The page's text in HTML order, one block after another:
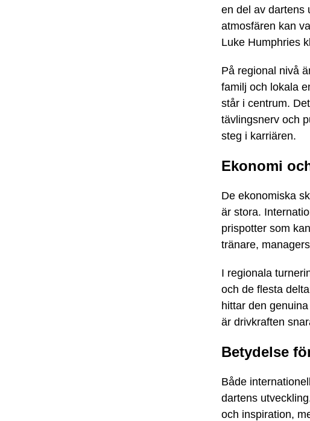
en del av dartens
atmosfären kan
Luke Humphries
På regional nivå
familj och lokala
står i centrum.
tävlingsnerv och
steg i karriären.
Ekonomi
De ekonomiska
är stora.
prispotter som
tränare,
I regionala
och de flesta
hittar den
är drivkraften
Betydelse
Både
dartens
och inspiration,